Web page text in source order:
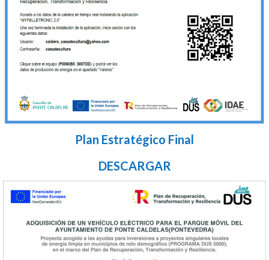
Plan Estratégico Final
DESCARGAR